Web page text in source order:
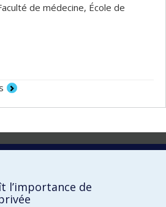
de médecine, École de
et aux études
l’importance de